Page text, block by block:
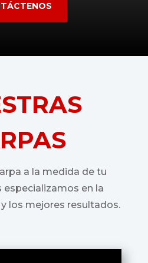
a la medida de tu
especializamos en la
los mejores resultados.